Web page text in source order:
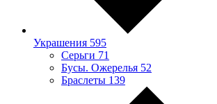
Украшения 595
Серьги 71
Бусы. Ожерелья 52
Браслеты 139